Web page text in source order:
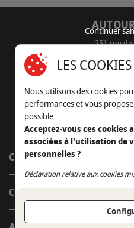
251 rue
05 45
Nous
CÔTÉ OUTDOOR
CÔTÉ INDOOR
Continuer
LES
Nous utilisons des cookies
performances et vous
possible.
Acceptez-vous ces cookies
associées à l'utilisation de
personnelles ?
Déclaration relative aux cookies
Continuer